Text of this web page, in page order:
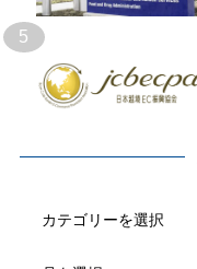
5